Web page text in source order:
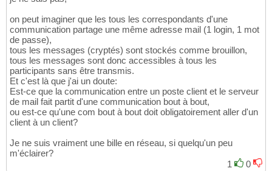
on peut imaginer que les tous les correspondants d'une
communication partage une même adresse mail (1 login, 1 mot
de passe),
tous les messages (cryptés) sont stockés comme brouillon,
tous les messages sont donc accessibles à tous les
participants sans être transmis.
Et c'est là que j'ai un doute:
Est-ce que la communication entre un poste client et le serveur
de mail fait partit d'une communication bout à bout,
ou est-ce qu'une com bout à bout doit obligatoirement aller d'un
client à un client?
Je ne suis vraiment une bille en réseau, si quelqu'un peu
m'éclairer?
1
0